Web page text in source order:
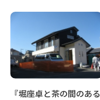
『堀座卓と茶の間のある